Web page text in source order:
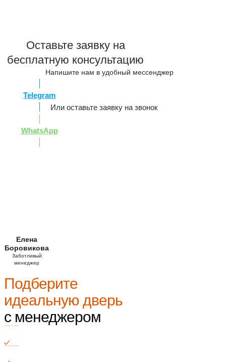
Оставьте заявку на
бесплатную консультацию
Напишите нам в удобный мессенджер
Telegram
Или оставьте заявку на звонок
WhatsApp
Елена
Боровикова
Заботливый
менеджер
Подберите
идеальную дверь
с менеджером